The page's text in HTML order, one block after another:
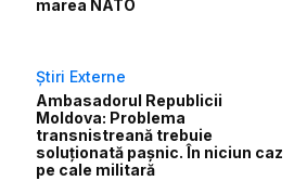
marea NATO
Știri Externe
Ambasadorul Republicii
Moldova: Problema
transnistreană trebuie
soluționată pașnic. În niciun caz
pe cale militară